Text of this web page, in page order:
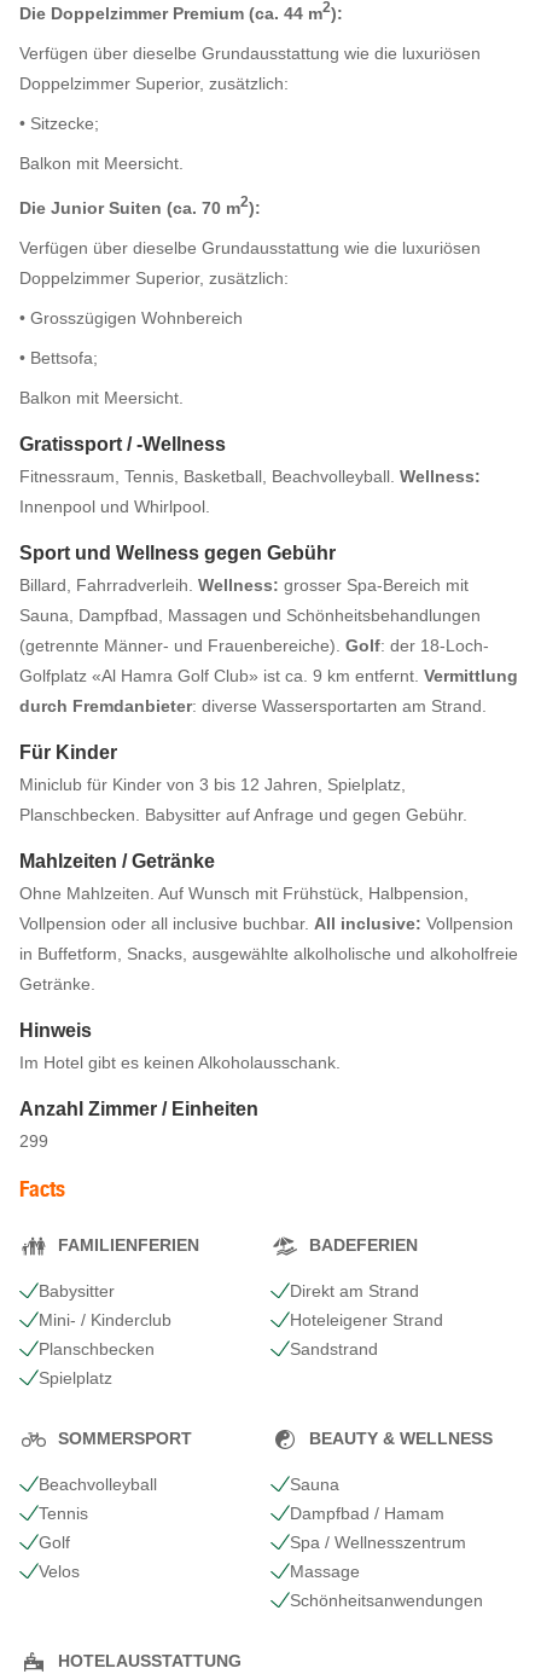
Die Doppelzimmer Premium (ca. 44 m2):
Verfügen über dieselbe Grundausstattung wie die luxuriösen
Doppelzimmer Superior, zusätzlich:
• Sitzecke;
Balkon mit Meersicht.
Die Junior Suiten (ca. 70 m2):
Verfügen über dieselbe Grundausstattung wie die luxuriösen
Doppelzimmer Superior, zusätzlich:
• Grosszügigen Wohnbereich
• Bettsofa;
Balkon mit Meersicht.
Gratissport / -Wellness
Fitnessraum, Tennis, Basketball, Beachvolleyball. Wellness:
Innenpool und Whirlpool.
Sport und Wellness gegen Gebühr
Billard, Fahrradverleih. Wellness: grosser Spa-Bereich mit
Sauna, Dampfbad, Massagen und Schönheitsbehandlungen
(getrennte Männer- und Frauenbereiche). Golf: der 18-Loch-
Golfplatz «Al Hamra Golf Club» ist ca. 9 km entfernt. Vermittlung
durch Fremdanbieter: diverse Wassersportarten am Strand.
Für Kinder
Miniclub für Kinder von 3 bis 12 Jahren, Spielplatz,
Planschbecken. Babysitter auf Anfrage und gegen Gebühr.
Mahlzeiten / Getränke
Ohne Mahlzeiten. Auf Wunsch mit Frühstück, Halbpension,
Vollpension oder all inclusive buchbar. All inclusive: Vollpension
in Buffetform, Snacks, ausgewählte alkolholische und alkoholfreie
Getränke.
Hinweis
Im Hotel gibt es keinen Alkoholausschank.
Anzahl Zimmer / Einheiten
299
Facts
FAMILIENFERIEN
Babysitter
Mini- / Kinderclub
Planschbecken
Spielplatz
BADEFERIEN
Direkt am Strand
Hoteleigener Strand
Sandstrand
SOMMERSPORT
Beachvolleyball
Tennis
Golf
Velos
BEAUTY & WELLNESS
Sauna
Dampfbad / Hamam
Spa / Wellnesszentrum
Massage
Schönheits​anwendungen
HOTELAUSSTATTUNG